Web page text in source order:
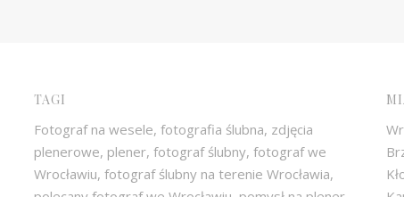
TAGI
Fotograf na wesele, fotografia ślubna, zdjęcia
plenerowe, plener, fotograf ślubny, fotograf we
Wrocławiu, fotograf ślubny na terenie Wrocławia,